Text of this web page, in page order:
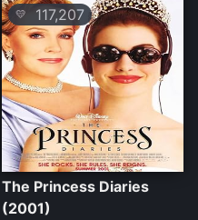
💛 117,207
The Princess Diaries
(2001)